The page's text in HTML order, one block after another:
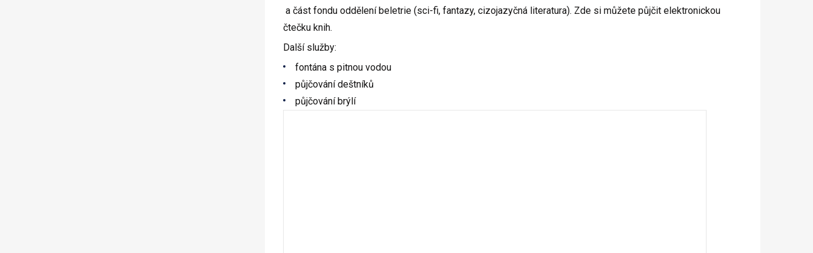
a část fondu oddělení beletrie (sci-fi, fantazy, cizojazyčná literatura). Zde si můžete půjčit elektronickou
čtečku knih.
Další služby:
fontána s pitnou vodou
půjčování deštníků
půjčování brýlí